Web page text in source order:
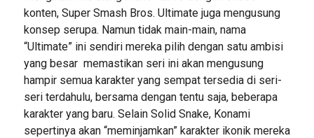
konten, Super Smash Bros. Ultimate juga mengusung
konsep serupa. Namun tidak main-main, nama
“Ultimate” ini sendiri mereka pilih dengan satu ambisi
yang besar memastikan seri ini akan mengusung
hampir semua karakter yang sempat tersedia di seri-
seri terdahulu, bersama dengan tentu saja, beberapa
karakter yang baru. Selain Solid Snake, Konami
sepertinya akan “meminjamkan” karakter ikonik mereka